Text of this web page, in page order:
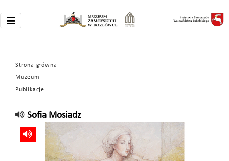
Strona główna
Muzeum
Publikacje
Sofia Mosiadz